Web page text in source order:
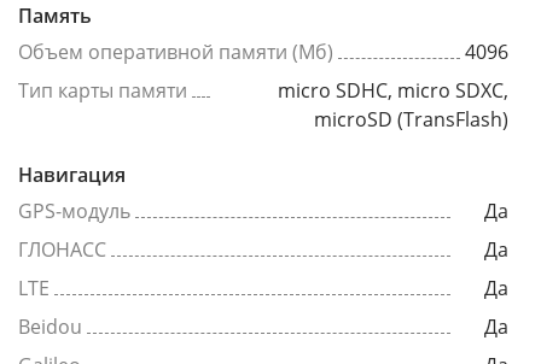
Память
Объем оперативной памяти (Мб)
4096
Тип карты памяти
micro SDHC, micro SDXC,
microSD (TransFlash)
Навигация
GPS-модуль
Да
ГЛОНАСС
Да
LTE
Да
Beidou
Да